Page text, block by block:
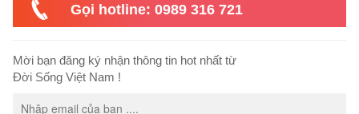
Gọi hotline: 0989 316 721
Mời bạn đăng ký nhận thông tin hot nhất từ
Đời Sống Việt Nam !